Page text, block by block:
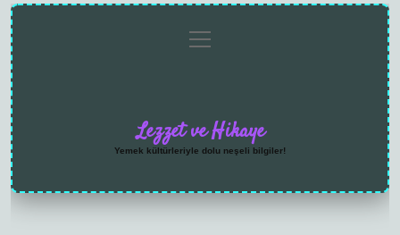
menüyü
aç
Lezzet ve Hikaye
Yemek kültürleriyle dolu neşeli bilgiler!